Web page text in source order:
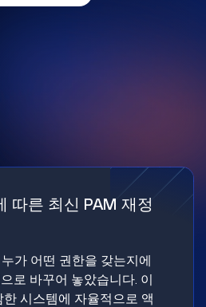
따른 최신 PAM 재정
가 어떤 권한을 갖는지에
로 바꾸어 놓았습니다. 이
시스템에 자율적으로 액